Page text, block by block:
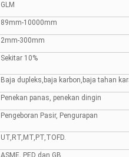
GLM
89mm-10000mm
2mm-300mm
Sekitar 10%
Baja dupleks,baja karbon,baja tahan
Penekan panas, penekan dingin
Pengeboran Pasir, Pengurapan
UT,RT,MT,PT,TOFD.